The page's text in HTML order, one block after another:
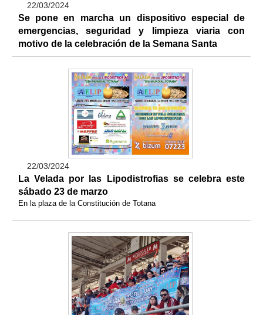
22/03/2024
Se pone en marcha un dispositivo especial de
emergencias, seguridad y limpieza viaria con
motivo de la celebración de la Semana Santa
22/03/2024
La Velada por las Lipodistrofias se celebra este
sábado 23 de marzo
En la plaza de la Constitución de Totana